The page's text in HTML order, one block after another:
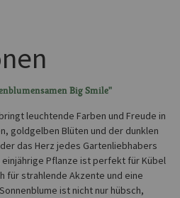
Big Smile"
leuchtende Farben und Freude in
goldgelben Blüten und der dunklen
das Herz jedes Gartenliebhabers
Pflanze ist perfekt für Kübel
für strahlende Akzente und eine
ist nicht nur hübsch,